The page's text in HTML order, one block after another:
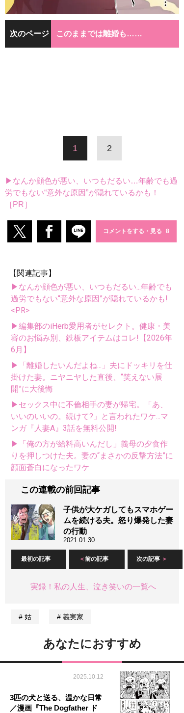
次のページ このままでは離婚も……
1 2
▶なんか顔色が悪い、いつもだるい…年齢でも過
労でもない“意外な原因”が隠れているかも！
［PR］
コメントをする・見る
【関連記事】
▶なんか顔色が悪い、いつもだるい...年齢でも
過労でもない“意外な原因”が隠れているかも!
<PR>
▶編集部のiHerb愛用者がセレクト。健康・美
容のお悩み別、鉄板アイテムはコレ!【2026年
6月】
▶「離婚したいんだよね...」夫にドッキリを仕
掛けた妻。ニヤニヤした直後、“笑えない展
開”に大後悔
▶セックス中に不倫相手の妻が帰宅。「あ、
いいのいいの。続けて?」と言われたワケ...マ
ンガ『人妻A』3話を無料公開!
▶「俺の方が給料高いんだし」義母の夕食作
りを押しつけた夫。妻の“まさかの反撃方法”に
顔面蒼白になったワケ
この連載の前回記事
子供が大ケガしてもスマホゲー
ムを続ける夫。怒り爆発した妻
の行動
2021.01.30
最初の記事 前の記事 次の記事
実録！私の人生、泣き笑いの一覧へ
姑 義実家
あなたにおすすめ
2025.10.12
3匹の犬と送る、温かな日常
／漫画『The Dogfather ド